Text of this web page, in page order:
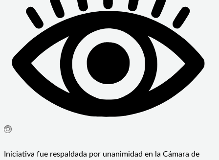
Iniciativa fue respaldada por unanimidad en la Cámara de